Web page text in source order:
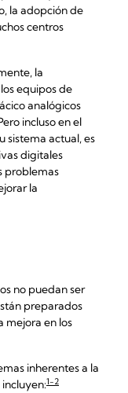
la adopción de
centros
la
equipos de
analógicos
incluso en el
sistema actual, es
digitales
problemas
la
no puedan ser
preparados
mejora en los
inherentes a la
1-2